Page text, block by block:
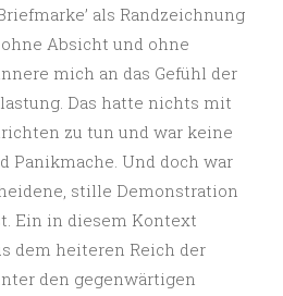
als Randzeichnung
Absicht und ohne
mich an das Gefühl der
Das hatte nichts mit
zu tun und war keine
Panikmache. Und doch war
stille Demonstration
Ein in diesem Kontext
dem heiteren Reich der
den gegenwärtigen